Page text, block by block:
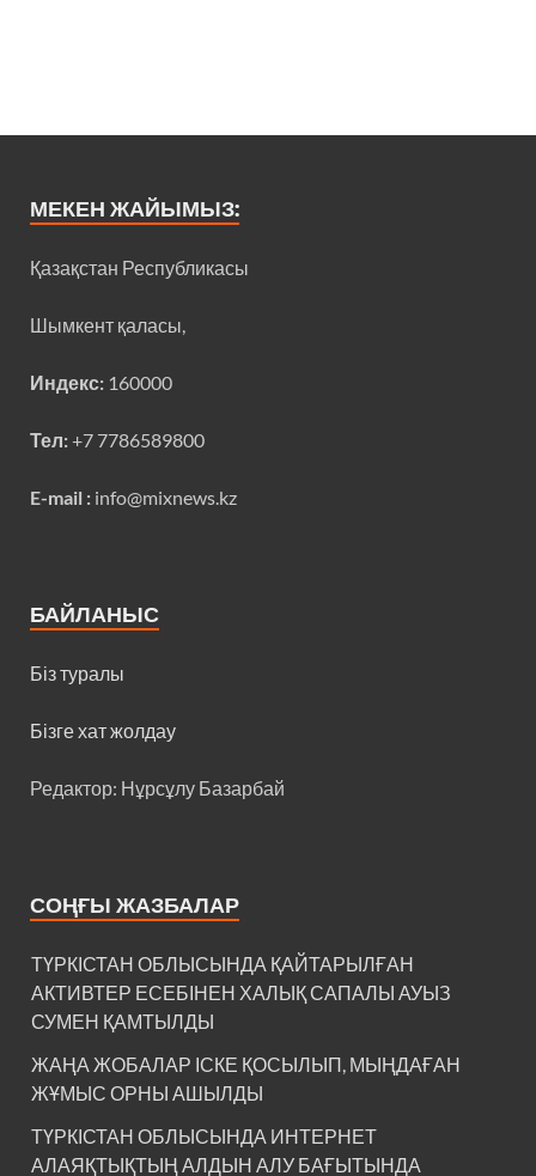
МЕКЕН ЖАЙЫМЫЗ:
Қазақстан Республикасы
Шымкент қаласы,
Индекс: 160000
Тел:+7 7786589800
E-mail : info@mixnews.kz
БАЙЛАНЫС
Біз туралы
Бізге хат жолдау
Редактор: Нұрсұлу Базарбай
СОҢҒЫ ЖАЗБАЛАР
ТҮРКІСТАН ОБЛЫСЫНДА ҚАЙТАРЫЛҒАН
АКТИВТЕР ЕСЕБІНЕН ХАЛЫҚ САПАЛЫ АУЫЗ
СУМЕН ҚАМТЫЛДЫ
ЖАҢА ЖОБАЛАР ІСКЕ ҚОСЫЛЫП, МЫҢДАҒАН
ЖҰМЫС ОРНЫ АШЫЛДЫ
ТҮРКІСТАН ОБЛЫСЫНДА ИНТЕРНЕТ
АЛАЯҚТЫҚТЫҢ АЛДЫН АЛУ БАҒЫТЫНДА